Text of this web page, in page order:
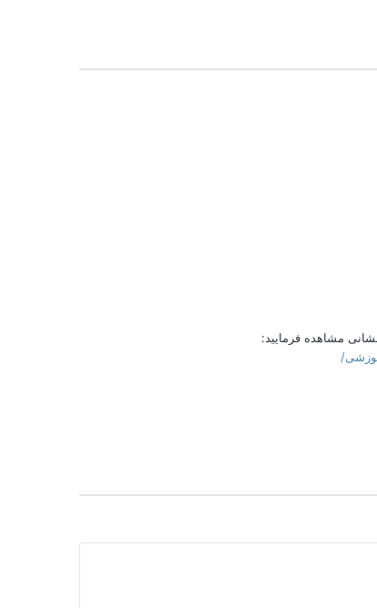
مشاهده فرمایید: